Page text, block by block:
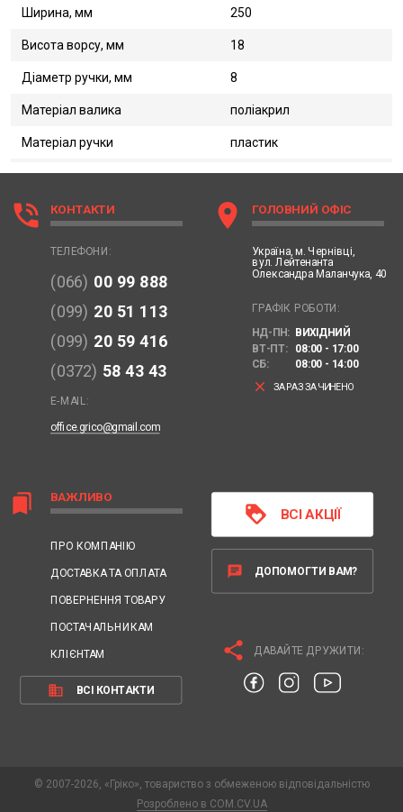
Ширина, мм 250
Висота ворсу, мм 18
Діаметр ручки, мм 8
Матеріал валика поліакрил
Матеріал ручки пластик
bookmarks ВАЖЛИВО
ПРО КОМПАНІЮ
ДОСТАВКА ТА ОПЛАТА
ПОВЕРНЕННЯ ТОВАРУ
ПОСТАЧАЛЬНИКАМ
КЛІЄНТАМ
business ВСІ КОНТАКТИ
phone_in_talk КОНТАКТИ
ТЕЛЕФОНИ:
(066) 00 99 888
(099) 20 51 113
(099) 20 59 416
(0372) 58 43 43
E-MAIL:
office.grico@gmail.com
location_on ГОЛОВНИЙ ОФІС
Україна, м. Чернівці,
вул. Лейтенанта
Олександра Маланчука, 40
ГРАФІК РОБОТИ:
НД-ПН: ВИХІДНИЙ
ВТ-ПТ:
08:00 - 17:00
СБ:
08:00 - 14:00
clear ЗАРАЗ ЗАЧИНЕНО
loyalty ВСІ АКЦІЇ
chat ДОПОМОГТИ ВАМ?
share ДАВАЙТЕ ДРУЖИТИ:
© 2007-2026, «Гріко», товариство з обмеженою відповідальністю
Розроблено в COM.CV.UA